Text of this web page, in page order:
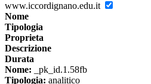
www.iccordignano.edu.it
Nome
Tipologia
Proprieta
Descrizione
Durata
Nome: _pk_id.1.58fb
Tipologia: analitico